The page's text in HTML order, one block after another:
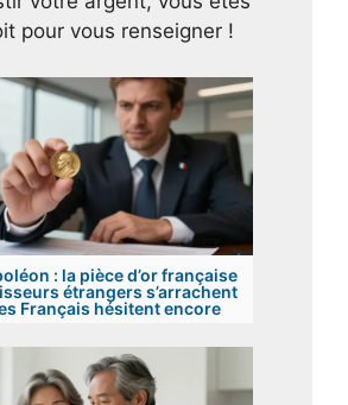
pour vous renseigner !
: la pièce d’or française
étrangers s’arrachent
Français hésitent encore